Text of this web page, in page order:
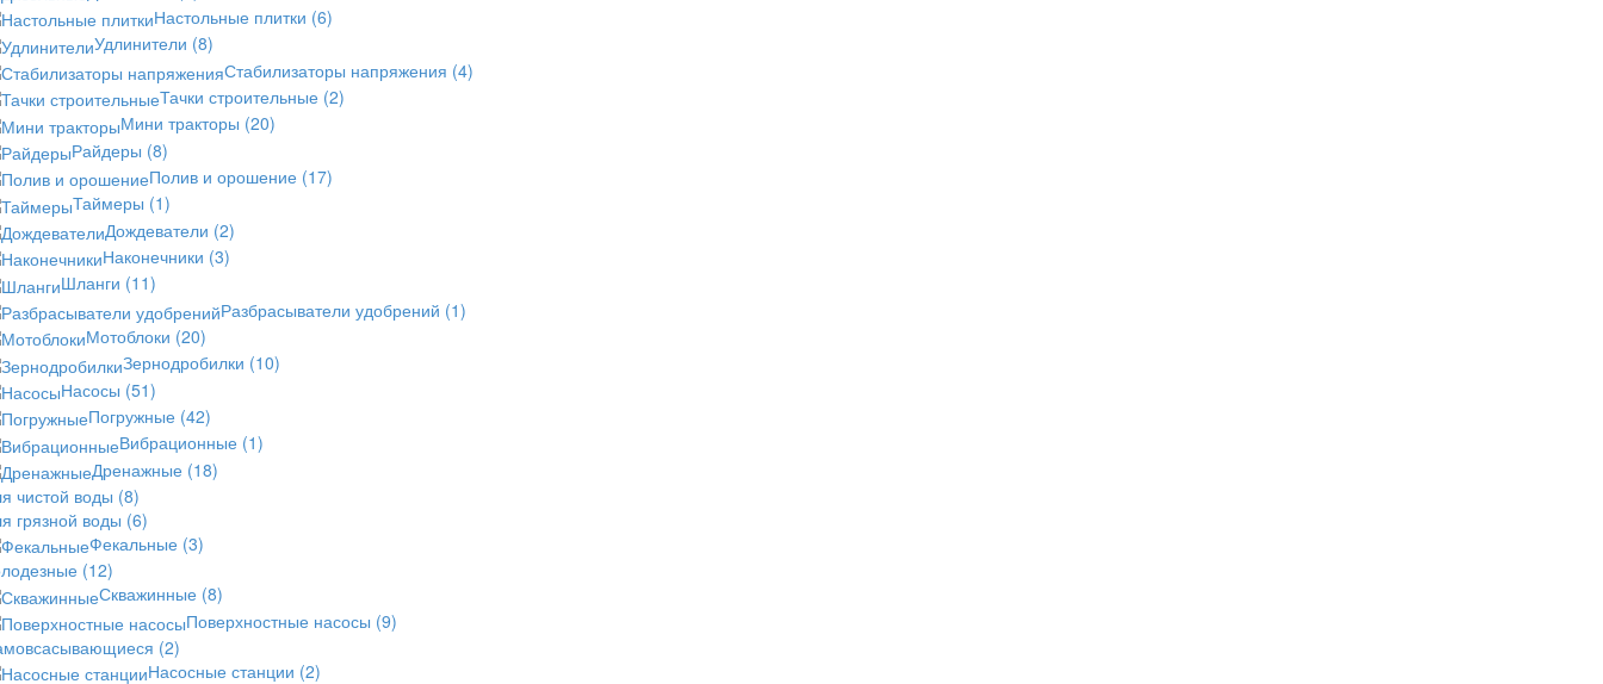
Настольные плитки (6)
Удлинители (8)
Стабилизаторы напряжения (4)
Тачки строительные (2)
Мини тракторы (20)
Райдеры (8)
Полив и орошение (17)
Таймеры (1)
Дождеватели (2)
Наконечники (3)
Шланги (11)
Разбрасыватели удобрений (1)
Мотоблоки (20)
Зернодробилки (10)
Насосы (51)
Погружные (42)
Вибрационные (1)
Дренажные (18)
чистой воды (8)
грязной воды (6)
Фекальные (3)
(12)
Скважинные (8)
Поверхностные насосы (9)
(2)
Насосные станции (2)